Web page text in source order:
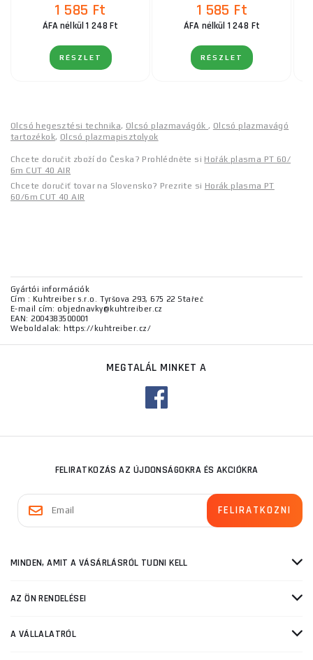
1 585 Ft
ÁFA nélkül 1 248 Ft
RÉSZLET
1 585 Ft
ÁFA nélkül 1 248 Ft
RÉSZLET
Olcsó hegesztési technika, Olcsó plazmavágók, Olcsó plazmavágó
tartozékok, Olcsó plazmapisztolyok
Chcete doručit zboží do Česka? Prohlédněte si Hořák plasma PT 60/
6m CUT 40 AIR
Chcete doručiť tovar na Slovensko? Prezrite si Horák plasma PT
60/6m CUT 40 AIR
Gyártói információk
Cím : Kuhtreiber s.r.o. Tyršova 293, 675 22 Stařeč
E-mail cím: objednavky@kuhtreiber.cz
EAN: 2004383500001
Weboldalak: https://kuhtreiber.cz/
MEGTALÁL MINKET A
FELIRATKOZÁS AZ ÚJDONSÁGOKRA ÉS AKCIÓKRA
MINDEN, AMIT A VÁSÁRLÁSRÓL TUDNI KELL
AZ ÖN RENDELÉSEI
A VÁLLALATRÓL